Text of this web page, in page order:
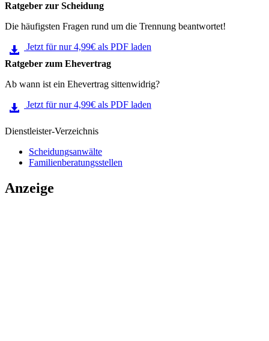
Ratgeber zur Scheidung
Die häufigsten Fragen rund um die Trennung beantwortet!
Jetzt für nur 4,99€ als PDF laden
Ratgeber zum Ehevertrag
Ab wann ist ein Ehevertrag sittenwidrig?
Jetzt für nur 4,99€ als PDF laden
Dienstleister-Verzeichnis
Scheidungsanwälte
Familienberatungsstellen
Anzeige